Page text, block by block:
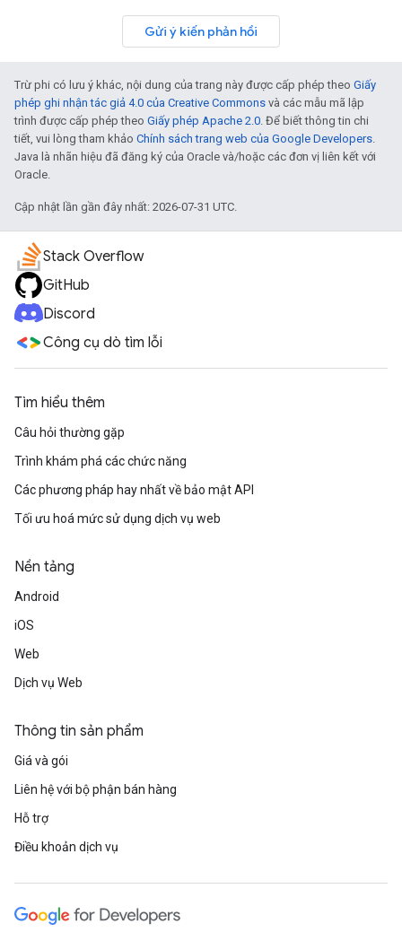
Gửi ý kiến phản hồi
Trừ phi có lưu ý khác, nội dung của trang này được cấp phép theo Giấy
phép ghi nhận tác giả 4.0 của Creative Commons và các mẫu mã lập
trình được cấp phép theo Giấy phép Apache 2.0. Để biết thông tin chi
tiết, vui lòng tham khảo Chính sách trang web của Google Developers.
Java là nhãn hiệu đã đăng ký của Oracle và/hoặc các đơn vị liên kết với
Oracle.
Cập nhật lần gần đây nhất: 2026-07-31 UTC.
Stack Overflow
GitHub
Discord
Công cụ dò tìm lỗi
Tìm hiểu thêm
Câu hỏi thường gặp
Trình khám phá các chức năng
Các phương pháp hay nhất về bảo mật API
Tối ưu hoá mức sử dụng dịch vụ web
Nền tảng
Android
iOS
Web
Dịch vụ Web
Thông tin sản phẩm
Giá và gói
Liên hệ với bộ phận bán hàng
Hỗ trợ
Điều khoản dịch vụ